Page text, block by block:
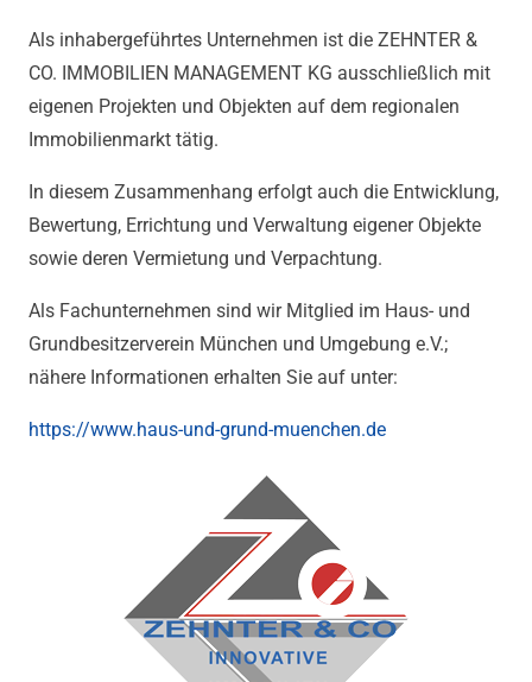
Als inhabergeführtes Unternehmen ist die ZEHNTER &
CO. IMMOBILIEN MANAGEMENT KG ausschließlich mit
eigenen Projekten und Objekten auf dem regionalen
Immobilienmarkt tätig.
In diesem Zusammenhang erfolgt auch die Entwicklung,
Bewertung, Errichtung und Verwaltung eigener Objekte
sowie deren Vermietung und Verpachtung.
Als Fachunternehmen sind wir Mitglied im Haus- und
Grundbesitzerverein München und Umgebung e.V.;
nähere Informationen erhalten Sie auf unter:
https://www.haus-und-grund-muenchen.de